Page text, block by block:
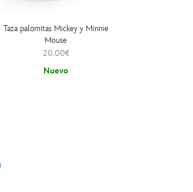
Taza palomitas Mickey y Minnie
Mouse
20.00€
Nuevo